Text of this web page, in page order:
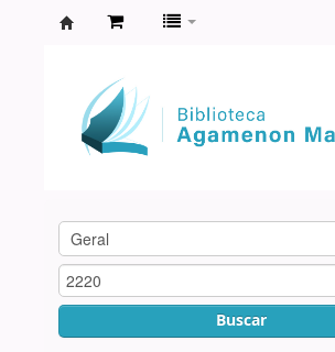
Agamenon
Magalhães
Buscar